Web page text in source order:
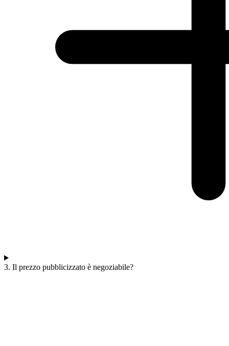
3. Il prezzo pubblicizzato è negoziabile?